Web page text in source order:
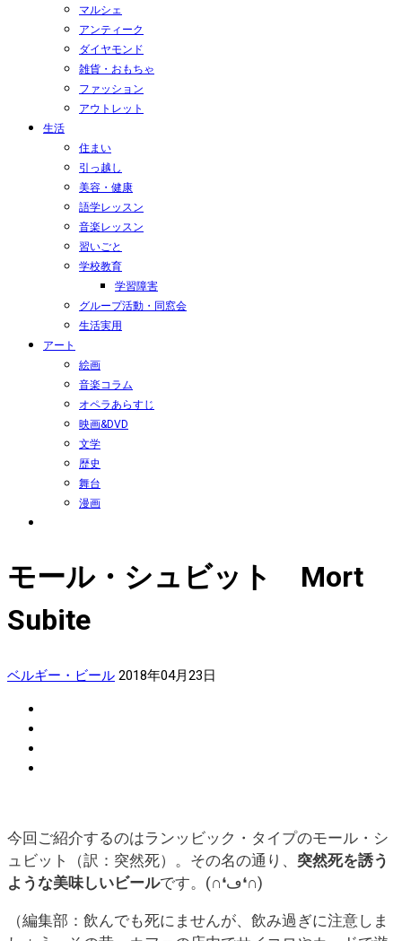
マルシェ
アンティーク
ダイヤモンド
雑貨・おもちゃ
ファッション
アウトレット
生活
住まい
引っ越し
美容・健康
語学レッスン
音楽レッスン
習いごと
学校教育
学習障害
グループ活動・同窓会
生活実用
アート
絵画
音楽コラム
オペラあらすじ
映画&DVD
文学
歴史
舞台
漫画
モール・シュビット Mort
Subite
ベルギー・ビール 2018年04月23日
今回ご紹介するのはランッビック・タイプのモール・シ
ュビット（訳：突然死）。その名の通り、 突然死を誘う
ような美味しいビール
です。(∩❛ڡ❛∩)
（編集部：飲んでも死にませんが、飲み過ぎに注意しま